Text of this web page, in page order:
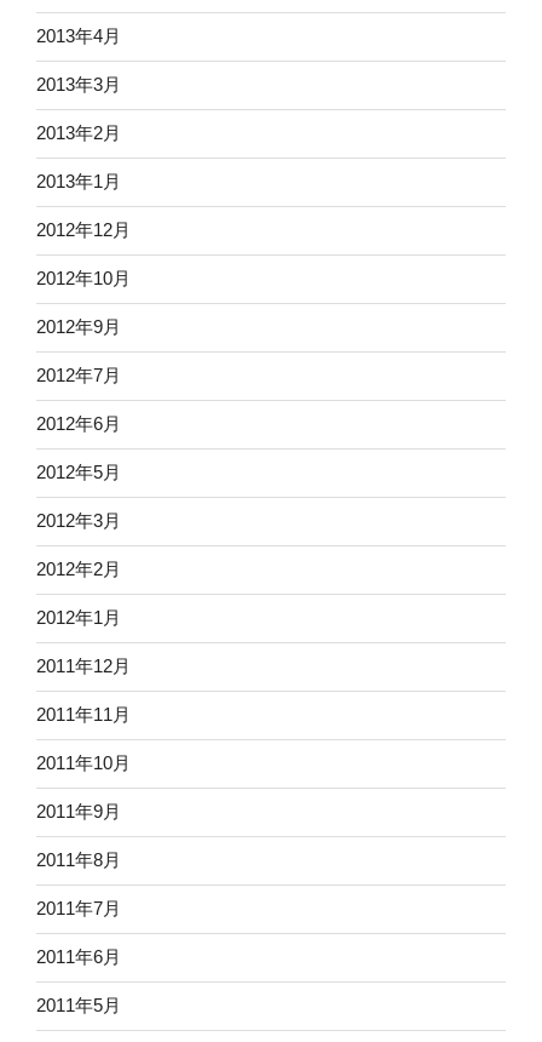
2013年4月
2013年3月
2013年2月
2013年1月
2012年12月
2012年10月
2012年9月
2012年7月
2012年6月
2012年5月
2012年3月
2012年2月
2012年1月
2011年12月
2011年11月
2011年10月
2011年9月
2011年8月
2011年7月
2011年6月
2011年5月